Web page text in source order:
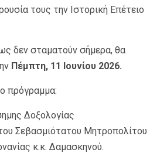
τους την Ιστορική Επέτειο
δεν σταματούν σήμερα, θα
Πέμπτη, 11 Ιουνίου 2026.
πρόγραμμα:
Δοξολογίας
Σεβασμιότατου Μητροπολίτου
κ.κ. Δαμασκηνού.